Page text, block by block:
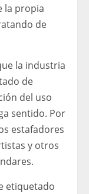
la propia
de
la industria
de
del uso
sentido. Por
estafadores
y otros
etiquetado